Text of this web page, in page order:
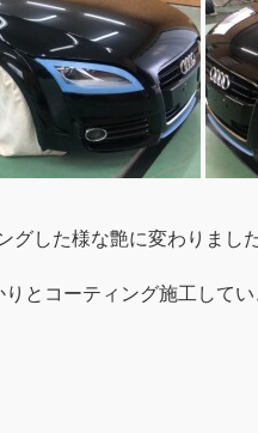
グした様な艶に変わりまし
とコーティング施工してい